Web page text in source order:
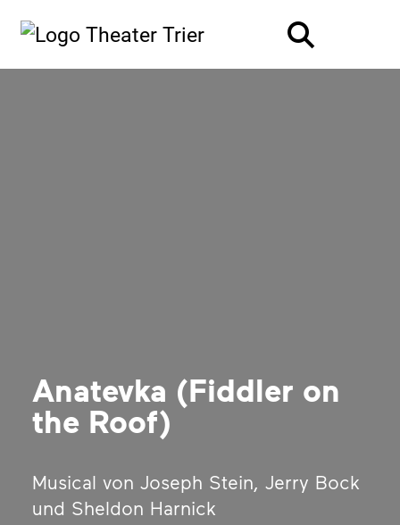
Anatevka (Fiddler on
the Roof)
Musical von Joseph Stein, Jerry Bock
und Sheldon Harnick